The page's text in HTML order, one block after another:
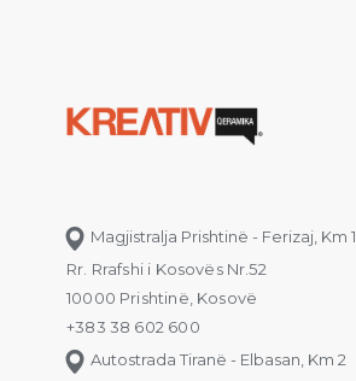
Magjistralja Prishtinë - Ferizaj, Km 1
Rr. Rrafshi i Kosovës Nr.52
10000 Prishtinë, Kosovë
+383 38 602 600
Autostrada Tiranë - Elbasan, Km 2